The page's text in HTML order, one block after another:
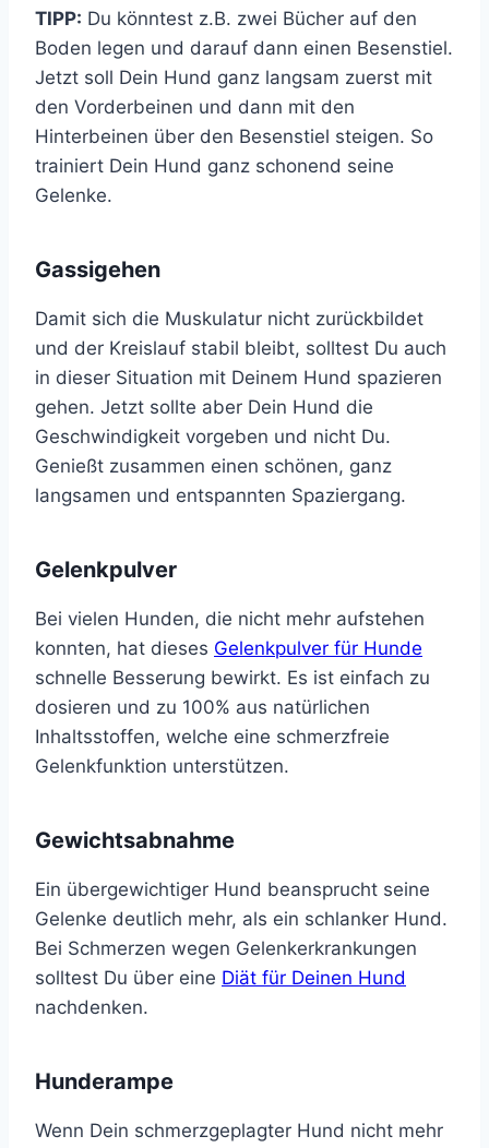
TIPP: Du könntest z.B. zwei Bücher auf den
Boden legen und darauf dann einen Besenstiel.
Jetzt soll Dein Hund ganz langsam zuerst mit
den Vorderbeinen und dann mit den
Hinterbeinen über den Besenstiel steigen. So
trainiert Dein Hund ganz schonend seine
Gelenke.
Gassigehen
Damit sich die Muskulatur nicht zurückbildet
und der Kreislauf stabil bleibt, solltest Du auch
in dieser Situation mit Deinem Hund spazieren
gehen. Jetzt sollte aber Dein Hund die
Geschwindigkeit vorgeben und nicht Du.
Genießt zusammen einen schönen, ganz
langsamen und entspannten Spaziergang.
Gelenkpulver
Bei vielen Hunden, die nicht mehr aufstehen
konnten, hat dieses Gelenkpulver für Hunde
schnelle Besserung bewirkt. Es ist einfach zu
dosieren und zu 100% aus natürlichen
Inhaltsstoffen, welche eine schmerzfreie
Gelenkfunktion unterstützen.
Gewichtsabnahme
Ein übergewichtiger Hund beansprucht seine
Gelenke deutlich mehr, als ein schlanker Hund.
Bei Schmerzen wegen Gelenkerkrankungen
solltest Du über eine Diät für Deinen Hund
nachdenken.
Hunderampe
Wenn Dein schmerzgeplagter Hund nicht mehr